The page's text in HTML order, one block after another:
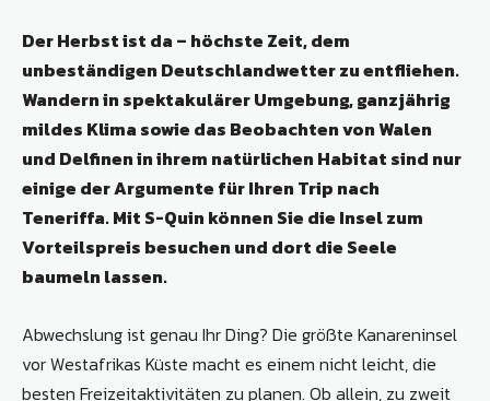
Der Herbst ist da – höchste Zeit, dem
unbeständigen Deutschlandwetter zu entfliehen.
Wandern in spektakulärer Umgebung, ganzjährig
mildes Klima sowie das Beobachten von Walen
und Delfinen in ihrem natürlichen Habitat sind nur
einige der Argumente für Ihren Trip nach
Teneriffa. Mit S-Quin können Sie die Insel zum
Vorteilspreis besuchen und dort die Seele
baumeln lassen.
Abwechslung ist genau Ihr Ding? Die größte Kanareninsel
vor Westafrikas Küste macht es einem nicht leicht, die
besten Freizeitaktivitäten zu planen. Ob allein, zu zweit